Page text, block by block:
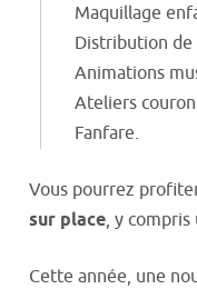
Maquillage
Distribution de
Animations
Ateliers
Fanfare.
Vous pourrez
sur place, y
Cette année, une